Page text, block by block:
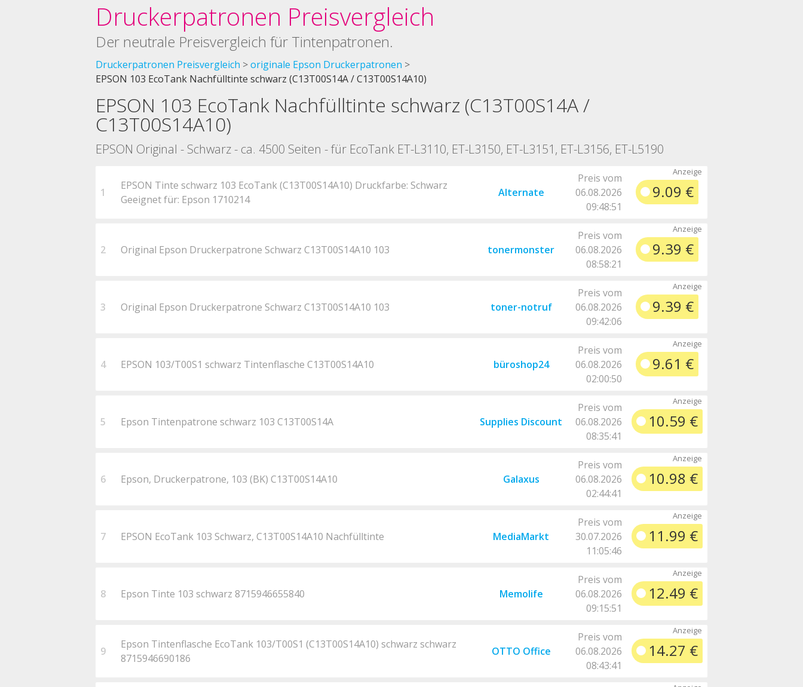
Druckerpatronen Preisvergleich
Der neutrale Preisvergleich für Tintenpatronen.
Druckerpatronen Preisvergleich
originale Epson Druckerpatronen
EPSON 103 EcoTank Nachfülltinte schwarz (C13T00S14A / C13T00S14A10)
EPSON 103 EcoTank Nachfülltinte schwarz (C13T00S14A /
C13T00S14A10)
EPSON Original - Schwarz - ca. 4500 Seiten - für EcoTank ET-L3110, ET-L3150, ET-L3151, ET-L3156, ET-L5190
1
EPSON Tinte schwarz 103 EcoTank (C13T00S14A10) Druckfarbe: Schwarz
Geeignet für: Epson 1710214
Alternate
Preis vom
06.08.2026
09:48:51
9.09 €
2 Original Epson Druckerpatrone Schwarz C13T00S14A10 103 tonermonster
Preis vom
06.08.2026
08:58:21
9.39 €
3 Original Epson Druckerpatrone Schwarz C13T00S14A10 103 toner-notruf
Preis vom
06.08.2026
09:42:06
9.39 €
4 EPSON 103/T00S1 schwarz Tintenflasche C13T00S14A10 büroshop24
Preis vom
06.08.2026
02:00:50
9.61 €
5 Epson Tintenpatrone schwarz 103 C13T00S14A Supplies Discount
Preis vom
06.08.2026
08:35:41
10.59 €
6 Epson, Druckerpatrone, 103 (BK) C13T00S14A10 Galaxus
Preis vom
06.08.2026
02:44:41
10.98 €
7 EPSON EcoTank 103 Schwarz, C13T00S14A10 Nachfülltinte MediaMarkt
Preis vom
30.07.2026
11:05:46
11.99 €
8 Epson Tinte 103 schwarz 8715946655840 Memolife
Preis vom
06.08.2026
09:15:51
12.49 €
9
Epson Tintenflasche EcoTank 103/T00S1 (C13T00S14A10) schwarz schwarz
8715946690186
OTTO Office
Preis vom
06.08.2026
08:43:41
14.27 €